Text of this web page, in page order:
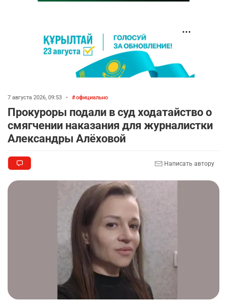
7 августа 2026, 09:53 • официально
Прокуроры подали в суд ходатайство о
смягчении наказания для журналистки
Александры Алёховой
Написать автору